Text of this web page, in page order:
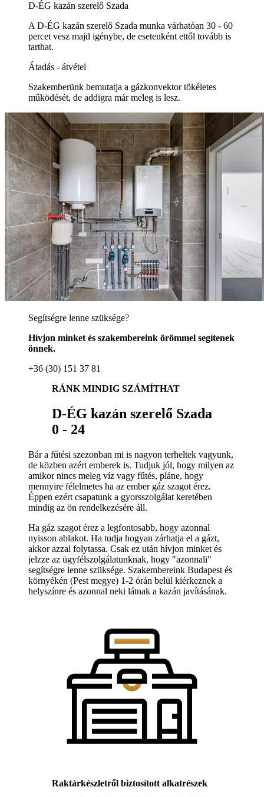
D-ÉG kazán szerelő Szada
A D-ÉG kazán szerelő Szada munka várhatóan 30 - 60
percet vesz majd igénybe, de esetenként ettől tovább is
tarthat.
Átadás - átvétel
Szakemberünk bemutatja a gázkonvektor tökéletes
működését, de addigra már meleg is lesz.
Segítségre lenne szüksége?
Hívjon minket és szakembereink örömmel segítenek
önnek.
+36 (30) 151 37 81
RÁNK MINDIG SZÁMÍTHAT
D-ÉG kazán szerelő Szada
0 - 24
Bár a fűtési szezonban mi is nagyon terheltek vagyunk,
de közben azért emberek is. Tudjuk jól, hogy milyen az
amikor nincs meleg víz vagy fűtés, pláne, hogy
mennyire félelmetes ha az ember gáz szagot érez.
Éppen ezért csapatunk a gyorsszolgálat keretében
mindig az ön rendelkezésére áll.
Ha gáz szagot érez a legfontosabb, hogy azonnal
nyisson ablakot. Ha tudja hogyan zárhatja el a gázt,
akkor azzal folytassa. Csak ez után hívjon minket és
jelzze az ügyfélszolgálatunknak, hogy "azonnali"
segítségre lenne szüksége. Szakembereink Budapest és
környékén (Pest megye) 1-2 órán belül kiérkeznek a
helyszínre és azonnal neki látnak a kazán javításának.
Raktárkészletről biztosított alkatrészek